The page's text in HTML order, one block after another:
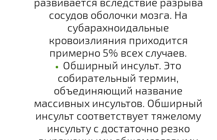
сосудов оболочки мозга. На
субарахноидальные
кровоизлияния приходится
примерно 5% всех случаев.
Обширный инсульт. Это
собирательный термин,
объединяющий название
массивных инсультов. Обширный
инсульт соответствует тяжелому
инсульту с достаточно резко